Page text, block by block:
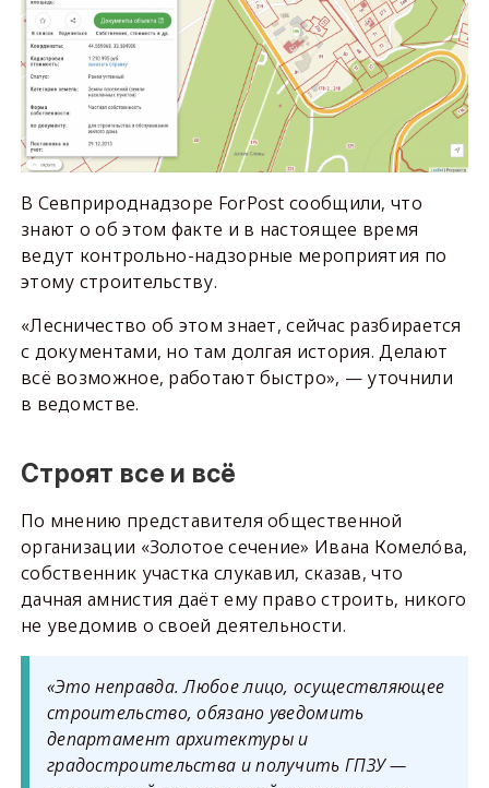
В Севприроднадзоре ForPost сообщили, что
знают о об этом факте и в настоящее время
ведут контрольно-надзорные мероприятия по
этому строительству.
«Лесничество об этом знает, сейчас разбирается
с документами, но там долгая история. Делают
всё возможное, работают быстро», — уточнили
в ведомстве.
Строят все и всё
По мнению представителя общественной
организации «Золотое сечение» Ивана Комелóва,
собственник участка слукавил, сказав, что
дачная амнистия даёт ему право строить, никого
не уведомив о своей деятельности.
«Это неправда. Любое лицо, осуществляющее
строительство, обязано уведомить
департамент архитектуры и
градостроительства и получить ГПЗУ —